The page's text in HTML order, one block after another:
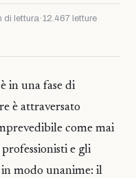
di lettura·12.467 letture
è in una fase di
è attraversato
come mai
e gli
modo unanime: il